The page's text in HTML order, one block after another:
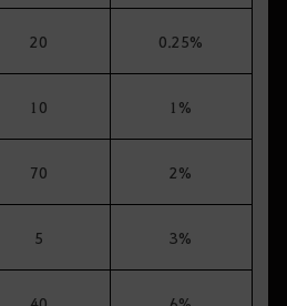
20 0.25%
10 1%
70 2%
5 3%